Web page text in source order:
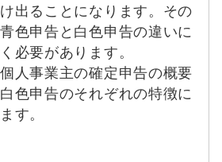
出ることになります。その
色申告と白色申告の違いに
必要があります。
人事業主の確定申告の概要
色申告のそれぞれの特徴に
す。